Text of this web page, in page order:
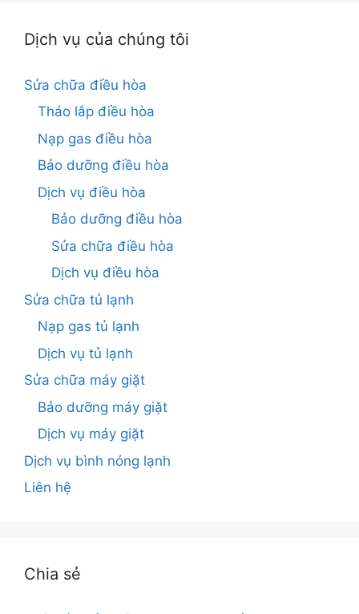
Dịch vụ của chúng tôi
Sửa chữa điều hòa
Tháo lắp điều hòa
Nạp gas điều hòa
Bảo dưỡng điều hòa
Dịch vụ điều hòa
Bảo dưỡng điều hòa
Sửa chữa điều hòa
Dịch vụ điều hòa
Sửa chữa tủ lạnh
Nạp gas tủ lạnh
Dịch vụ tủ lạnh
Sửa chữa máy giặt
Bảo dưỡng máy giặt
Dịch vụ máy giặt
Dịch vụ bình nóng lạnh
Liên hệ
Chia sẻ